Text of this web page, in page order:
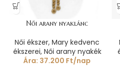
Női arany nyaklánc
Női ékszer, Mary kedvenc
ékszerei, Női arany nyakék
Ára: 37.200 Ft/nap